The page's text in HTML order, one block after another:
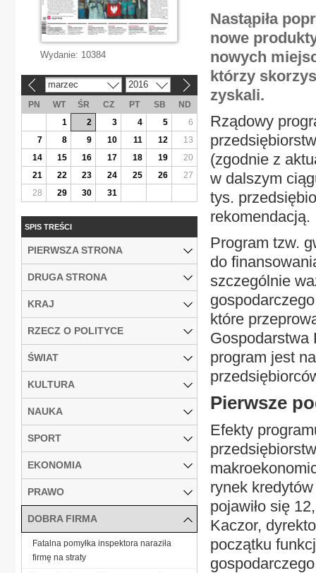
Nastąpiła
nowe
nowych
którzy
zyskali.
Rządowy
(zgodnie z
w dalszym
tys.
rekomendacją.
Program tzw.
do
szczególnie
które
Gospodarstwa
program jest
Pierwsze
Efekty
rynek
pojawiło się
Kaczor,
początku
Wydanie: 10384
marzec 2016
PN WT ŚR CZ PT SB
ND
1
2 3 4 5
6
7
8 9 10 11 12
13
14
15 16 17 18 19
20
21
22 23 24 25 26
27
28
29 30 31
SPIS TREŚCI
PIERWSZA STRONA
DRUGA STRONA
KRAJ
RZECZ O POLITYCE
ŚWIAT
KULTURA
NAUKA
SPORT
EKONOMIA
PRAWO
DOBRA FIRMA
Fatalna pomyłka inspektora naraziła
firmę na straty